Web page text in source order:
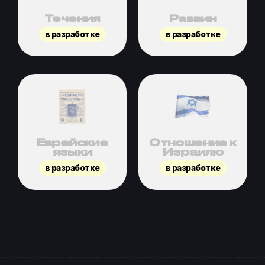
Течения
в разработке
Раввин
в разработке
Еврейские
языки
в разработке
Отношение к
Израилю
в разработке